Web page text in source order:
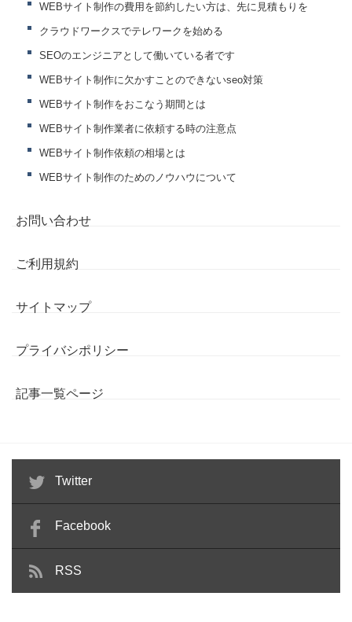
WEBサイト制作の費用を節約したい方は、先に見積もりを
クラウドワークスでテレワークを始める
SEOのエンジニアとして働いている者です
WEBサイト制作に欠かすことのできないseo対策
WEBサイト制作をおこなう期間とは
WEBサイト制作業者に依頼する時の注意点
WEBサイト制作依頼の相場とは
WEBサイト制作のためのノウハウについて
お問い合わせ
ご利用規約
サイトマップ
プライバシポリシー
記事一覧ページ
Twitter
Facebook
RSS